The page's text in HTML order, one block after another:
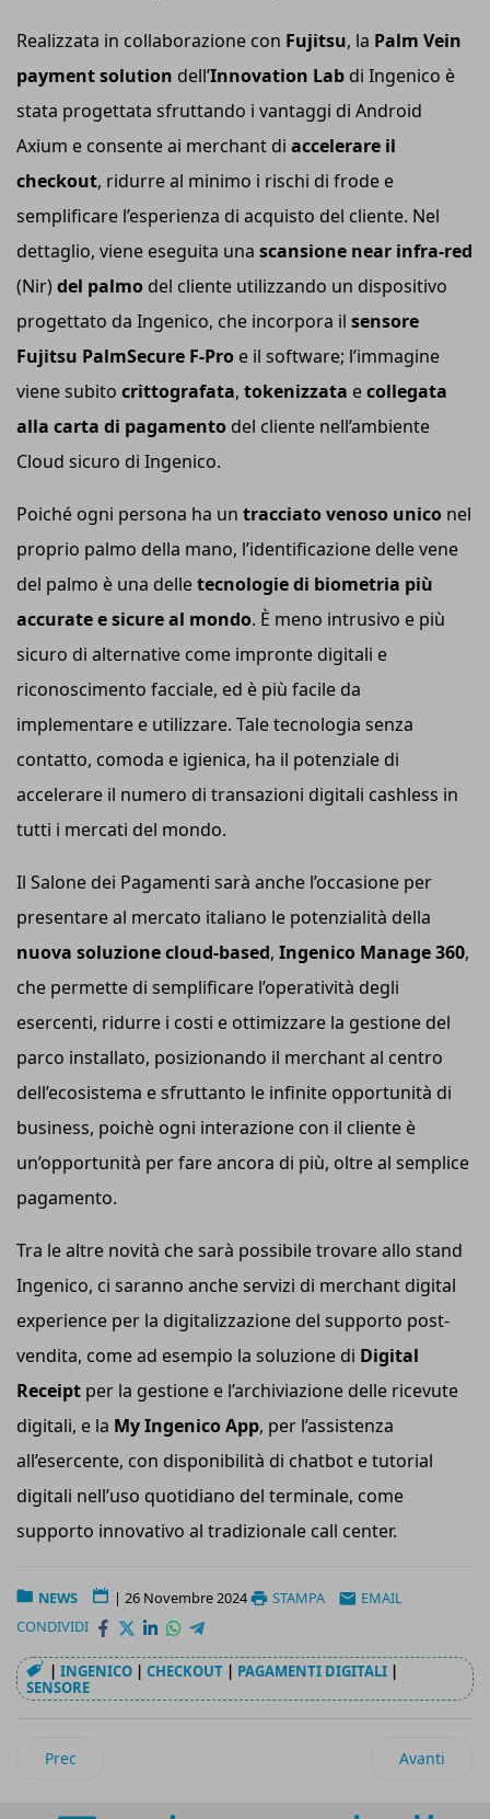
Realizzata in collaborazione con Fujitsu, la Palm Vein
payment solution dell’Innovation Lab di Ingenico è
stata progettata sfruttando i vantaggi di Android
Axium e consente ai merchant di accelerare il
checkout, ridurre al minimo i rischi di frode e
semplificare l’esperienza di acquisto del cliente. Nel
dettaglio, viene eseguita una scansione near infra-red
(Nir) del palmo del cliente utilizzando un dispositivo
progettato da Ingenico, che incorpora il sensore
Fujitsu PalmSecure F-Pro e il software; l’immagine
viene subito crittografata, tokenizzata ecollegata
alla carta di pagamento del cliente nell’ambiente
Cloud sicuro di Ingenico.
Poiché ogni persona ha un tracciato venoso unico nel
proprio palmo della mano, l’identificazione delle vene
del palmo è una delletecnologie di biometria più
accurate e sicure al mondo. È meno intrusivo e più
sicuro di alternative come impronte digitali e
riconoscimento facciale, ed è più facile da
implementare e utilizzare. Tale tecnologia senza
contatto, comoda e igienica, ha il potenziale di
accelerare il numero di transazioni digitali cashless in
tutti i mercati del mondo.
Il Salone dei Pagamenti sarà anche l’occasione per
presentare al mercato italiano le potenzialità della
nuova soluzionecloud-based, Ingenico Manage 360,
che permette di semplificare l’operatività degli
esercenti, ridurre i costi e ottimizzare la gestione del
parco installato, posizionando il merchant al centro
dell’ecosistema e sfruttanto le infinite opportunità di
business, poichè ogni interazione con il cliente è
un’opportunità per fare ancora di più, oltre al semplice
pagamento.
Tra le altre novità che sarà possibile trovare allo stand
Ingenico, ci saranno anche servizi di merchant digital
experience per la digitalizzazione del supporto post-
vendita, come ad esempio la soluzione di Digital
Receipt per la gestione e l’archiviazione delle ricevute
digitali, e la My Ingenico App, per l’assistenza
all’esercente, con disponibilità di chatbot e tutorial
digitali nell’uso quotidiano del terminale, come
supporto innovativo al tradizionale call center.
NEWS | 26 Novembre 2024 STAMPA
EMAIL
CONDIVIDI
| INGENICO | CHECKOUT | PAGAMENTI DIGITALI |
SENSORE
Articolo precedente: Berlin Packaging presenta le nuove
Prec Articolo
Avanti